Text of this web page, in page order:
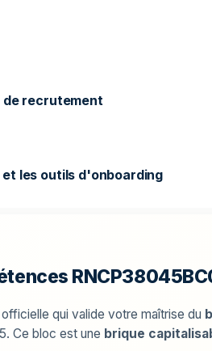
de recrutement
les outils d'onboarding
qui valide votre maîtrise du
Ce bloc est une brique